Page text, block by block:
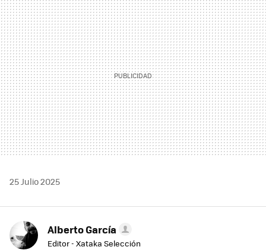
MAIL
25 Julio 2025
Alberto García
Editor - Xataka Selección